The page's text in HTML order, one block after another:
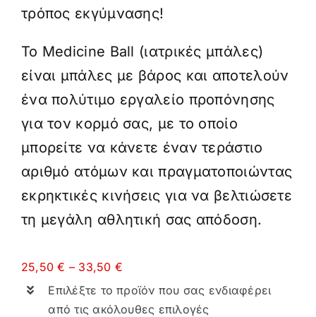
τρόπος εκγύμνασης!
Το Medicine Ball (ιατρικές μπάλες)
είναι μπάλες με βάρος και αποτελούν
ένα πολύτιμο εργαλείο προπόνησης
για τον κορμό σας, με το οποίο
μπορείτε να κάνετε έναν τεράστιο
αριθμό ατόμων και πραγματοποιώντας
εκρηκτικές κινήσεις για να βελτιώσετε
τη μεγάλη αθλητική σας απόδοση.
25,50€ – 33,50 €
25,50 €
through
Επιλέξτε το προϊόν που σας ενδιαφέρει
από τις ακόλουθες επιλογές